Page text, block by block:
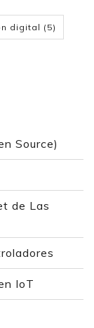
digital (5)
Source)
de Las
IoT